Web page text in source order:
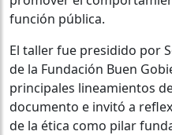
función pública.
El taller fue presidido por
de la Fundación Buen
principales lineamientos
documento e invitó a
de la ética como pilar